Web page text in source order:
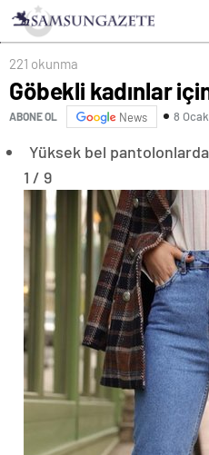
221 okunma
Göbekli kadınlar
ABONE OL News 8
Yüksek bel
1 / 9